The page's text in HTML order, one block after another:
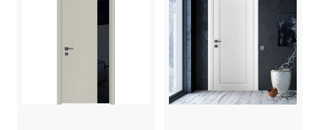
мм — для стін товщиною до 260 мм.
Колір: Білий матовий, білий ясен, сірий світлий/темний, дуб
Гарантія: 5 років